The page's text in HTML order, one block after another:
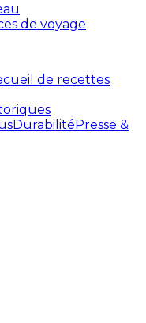
de voyage
de recettes
DurabilitéPresse &